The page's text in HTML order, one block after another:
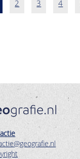
Pagina
2 Pagina
3 4